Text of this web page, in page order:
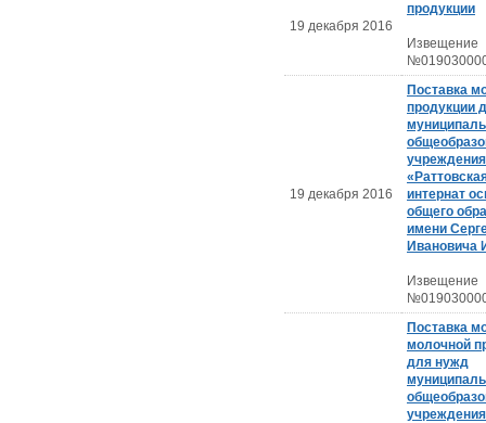
19 декабря 2016
продукции
Извещение
19 декабря 2016
Поставка
продукции
учреждения
интернат
общего
имени
Ивановича
Извещение
Поставка
молочной
для нужд
учреждения